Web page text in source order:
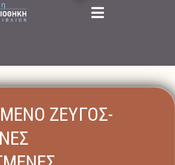
ΖΕΥΓΟΣ-